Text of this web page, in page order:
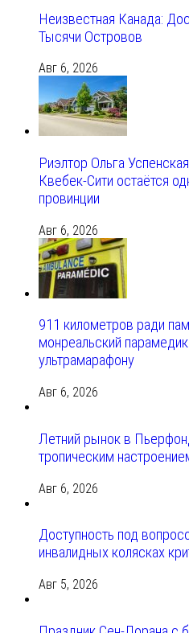
Неизвестная Канада:
Тысячи Островов
Авг 6, 2026
Риэлтор Ольга
Квебек-Сити остаётся
провинции
Авг 6, 2026
911 километров ради
монреальский
ультрамарафону
Авг 6, 2026
Летний рынок в
тропическим
Авг 6, 2026
Доступность под
инвалидных колясках
Авг 5, 2026